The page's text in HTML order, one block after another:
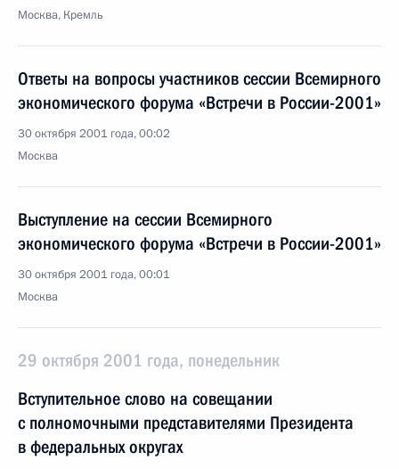
Москва, Кремль
Ответы на вопросы участников сессии Всемирного
экономического форума «Встречи в России-2001»
30 октября 2001 года, 00:02
Москва
Выступление на сессии Всемирного
экономического форума «Встречи в России-2001»
30 октября 2001 года, 00:01
Москва
29 октября 2001 года, понедельник
Вступительное слово на совещании
с полномочными представителями Президента
в федеральных округах